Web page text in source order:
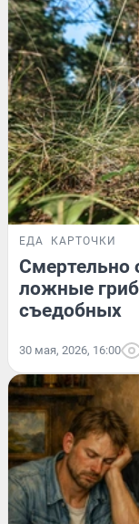
ЕДА КАРТОЧКИ
Смертельно
ложные
съедобных
30 мая, 2026, 16:00